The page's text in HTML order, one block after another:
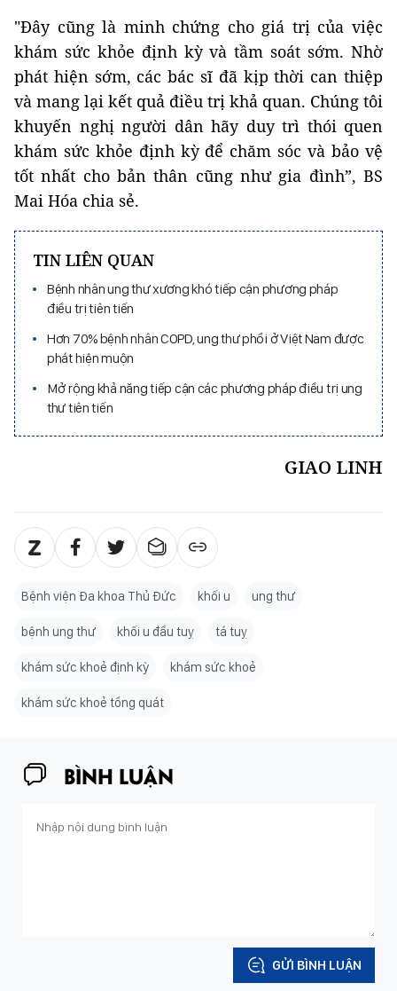
"Đây cũng là minh chứng cho giá trị của việc
khám sức khỏe định kỳ và tầm soát sớm. Nhờ
phát hiện sớm, các bác sĩ đã kịp thời can thiệp
và mang lại kết quả điều trị khả quan. Chúng tôi
khuyến nghị người dân hãy duy trì thói quen
khám sức khỏe định kỳ để chăm sóc và bảo vệ
tốt nhất cho bản thân cũng như gia đình”, BS
Mai Hóa chia sẻ.
TIN LIÊN QUAN
Bệnh nhân ung thư xương khó tiếp cận phương pháp
điều trị tiên tiến
Hơn 70% bệnh nhân COPD, ung thư phổi ở Việt Nam được
phát hiện muộn
Mở rộng khả năng tiếp cận các phương pháp điều trị ung
thư tiên tiến
GIAO LINH
Bệnh viện Đa khoa Thủ Đức khối u ung thư
bệnh ung thư khối u đầu tuỵ tá tuỵ
khám sức khoẻ định kỳ khám sức khoẻ
khám sức khoẻ tổng quát
BÌNH LUẬN
GỬI BÌNH LUẬN